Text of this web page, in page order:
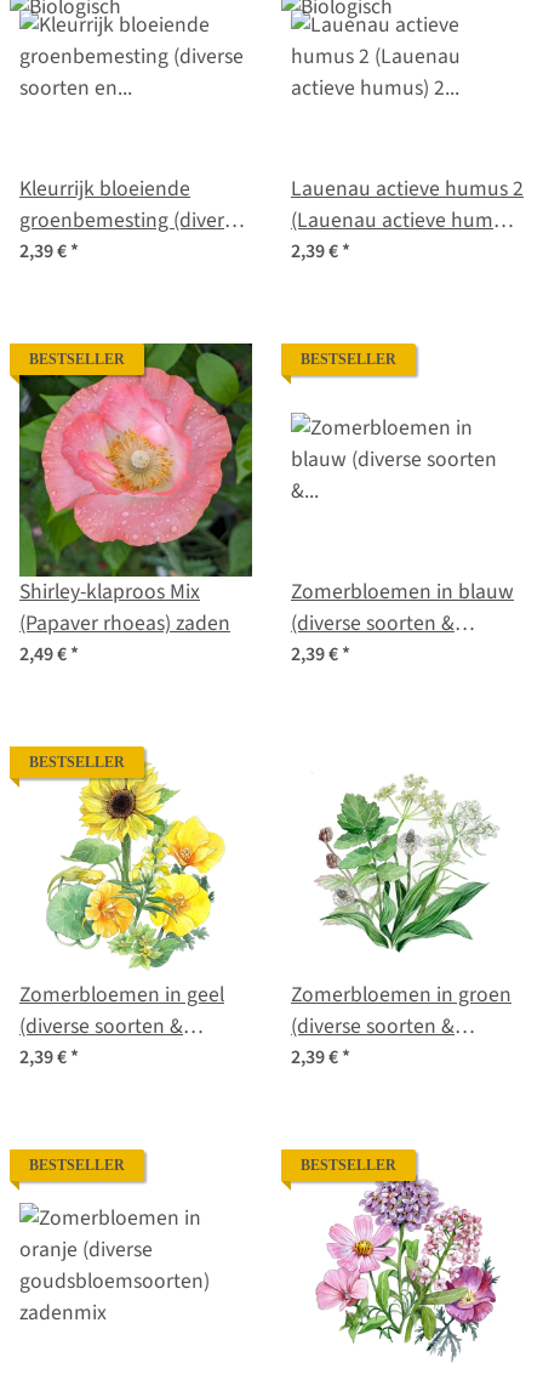
Kleurrijk bloeiende
groenbemesting (diverse
soorten en variëteiten)
2,39 €*
Lauenau actieve humus 2
(Lauenau actieve humus)
2 groenbemestermengsel
zaad
2,39 €*
BESTSELLER
Shirley-klaproos Mix
(Papaver rhoeas) zaden
2,49 €*
BESTSELLER
Zomerbloemen in blauw
(diverse soorten &
variëteiten) zadenmix
2,39 €*
BESTSELLER
Zomerbloemen in geel
(diverse soorten &
variëteiten) zaad mix
2,39 €*
Zomerbloemen in groen
(diverse soorten &
variëteiten) zadenmix
2,39 €*
BESTSELLER BESTSELLER